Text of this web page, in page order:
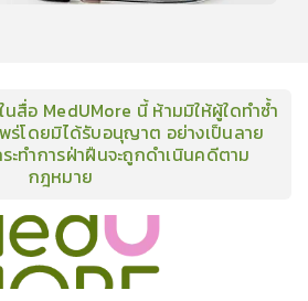
นสื่อ MedUMore นี้ ห้ามมิให้ผู้ใดทำซ้ำ
ร่โดยมิได้รับอนุญาต อย่างเป็นลาย
ทำการฝ่าฝืนจะถูกดำเนินคดีตาม
กฎหมาย
คลังเนื้อหาประชุมวิชาการ ข่าวสารอินโฟกราฟิก